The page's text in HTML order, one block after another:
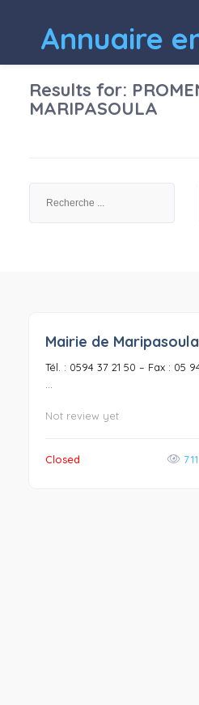
Annuaire
Results for:
MARIPASOULA
Mairie de Maripasoula
Tél. : 0594 37 21 50 – Fax : 05
Not review yet
Closed 711